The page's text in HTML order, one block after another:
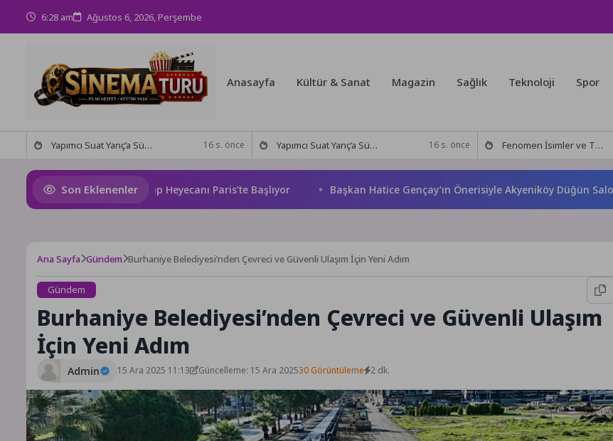
6:28 am Ağustos 6, 2026, Perşembe
Anasayfa Kültür & Sanat Magazin Sağlık Teknoloji Spor
Yapımcı Suat Yanç’a Sürpriz Doğum Günü Kutlaması! 16 s. önce Yapımcı Suat Yanç’a Sürpriz Doğum Günü Kutlaması! 16 s. önce Fenomen İsimler ve Tivorlu İsmail Aynı Filmde Buluştu! !Kozalak Devri! 7 Ağustos’ta Vizyonda
Son Eklenenler
PUBG Mobile World Cup Heyecanı Paris’te Başlıyor Başkan Hatice Gençay’ın Önerisiyle Akyeniköy Düğün Salonu
Ana Sayfa Gündem Burhaniye Belediyesi’nden Çevreci ve Güvenli Ulaşım İçin Yeni Adım
Gündem
Burhaniye Belediyesi’nden Çevreci ve Güvenli Ulaşım
İçin Yeni Adım
Admin 15 Ara 2025 11:13 Güncelleme: 15 Ara 202530 Görüntüleme 2 dk.